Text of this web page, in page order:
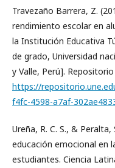
Travezaño Barrera, Z.
rendimiento escolar en
la Institución Educativa
de grado, Universidad
y Valle, Perú].
https://
f4fc-4598-a7af-
Ureña, R. C. S., &
educación emocional en
estudiantes. Ciencia